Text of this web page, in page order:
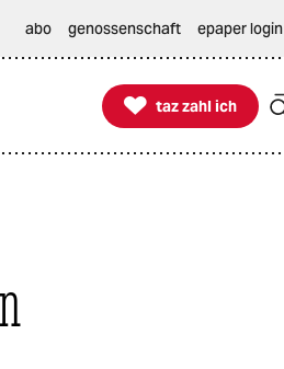
abo genossenschaft epaper login

taz zahl ich
taz zahl ich